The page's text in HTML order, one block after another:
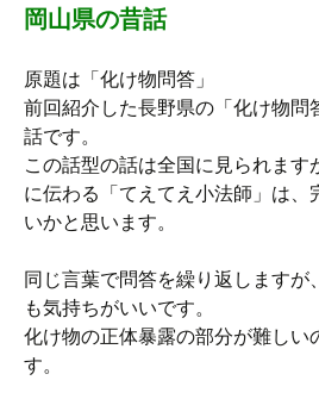
岡山県の昔話
原題は「化け物問答」
前回紹介した長野県の「化け物問
話です。
この話型の話は全国に見られます
に伝わる「てえてえ小法師」は、
いかと思います。
同じ言葉で問答を繰り返しますが
も気持ちがいいです。
化け物の正体暴露の部分が難しい
す。